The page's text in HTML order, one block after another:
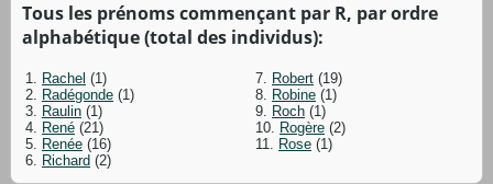
Tous les prénoms commençant par R, par ordre
alphabétique (total des individus):
1. Rachel (1)
2. Radégonde (1)
3. Raulin (1)
4. René (21)
5. Renée (16)
6. Richard (2)
7. Robert (19)
8. Robine (1)
9. Roch (1)
10. Rogère (2)
11. Rose (1)